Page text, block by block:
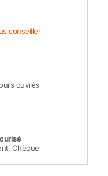
conseiller
ouvrés
Chèque